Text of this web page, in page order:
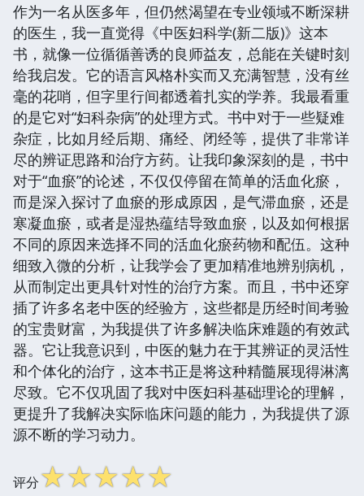
作为一名从医多年，但仍然渴望在专业领域不断深耕
的医生，我一直觉得《中医妇科学(新二版)》这本
书，就像一位循循善诱的良师益友，总能在关键时刻
给我启发。它的语言风格朴实而又充满智慧，没有丝
毫的花哨，但字里行间都透着扎实的学养。我最看重
的是它对“妇科杂病”的处理方式。书中对于一些疑难
杂症，比如月经后期、痛经、闭经等，提供了非常详
尽的辨证思路和治疗方药。让我印象深刻的是，书中
对于“血瘀”的论述，不仅仅停留在简单的活血化瘀，
而是深入探讨了血瘀的形成原因，是气滞血瘀，还是
寒凝血瘀，或者是湿热蕴结导致血瘀，以及如何根据
不同的原因来选择不同的活血化瘀药物和配伍。这种
细致入微的分析，让我学会了更加精准地辨别病机，
从而制定出更具针对性的治疗方案。而且，书中还穿
插了许多名老中医的经验方，这些都是历经时间考验
的宝贵财富，为我提供了许多解决临床难题的有效武
器。它让我意识到，中医的魅力在于其辨证的灵活性
和个体化的治疗，这本书正是将这种精髓展现得淋漓
尽致。它不仅巩固了我对中医妇科基础理论的理解，
更提升了我解决实际临床问题的能力，为我提供了源
源不断的学习动力。
评分☆☆☆☆☆